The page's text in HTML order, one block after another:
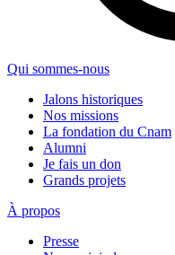
Qui sommes-nous
Jalons historiques
Nos missions
La fondation du Cnam
Alumni
Je fais un don
Grands projets
À propos
Presse